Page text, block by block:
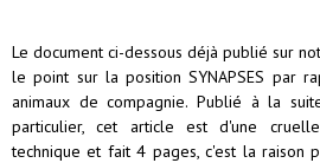
Le document ci-dessous déjà publié sur
le point sur la position SYNAPSES par
animaux de compagnie. Publié à la
particulier, cet article est d'une
technique et fait 4 pages, c'est la raison